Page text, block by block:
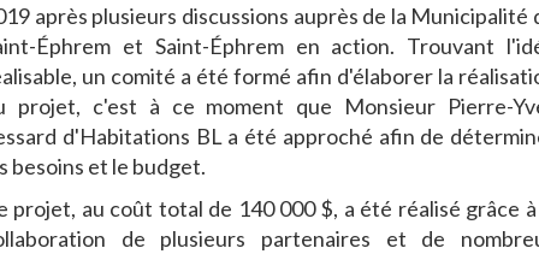
après plusieurs discussions auprès de la Municipalité
Éphrem et Saint-Éphrem en action. Trouvant
un comité a été formé afin d'élaborer la
projet, c'est à ce moment que Monsieur Pierre-
d'Habitations BL a été approché afin de
besoins et le budget.
projet, au coût total de 140 000 $, a été réalisé grâce
de plusieurs partenaires et de